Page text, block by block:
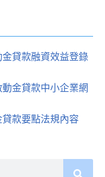
貸款融資效益登錄
金貸款中小企業網
款要點法規內容